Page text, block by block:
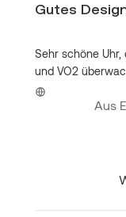
Gutes
Sehr schöne
und VO2
Aus